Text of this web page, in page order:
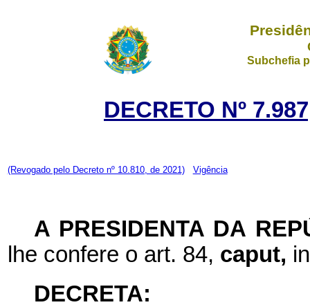
Subchefia
DECRETO Nº
(Revogado pelo Decreto nº 10.810, de 2021) Vigência
A PRESIDENTA DA
lhe confere o art. 84, caput,
DECRETA: